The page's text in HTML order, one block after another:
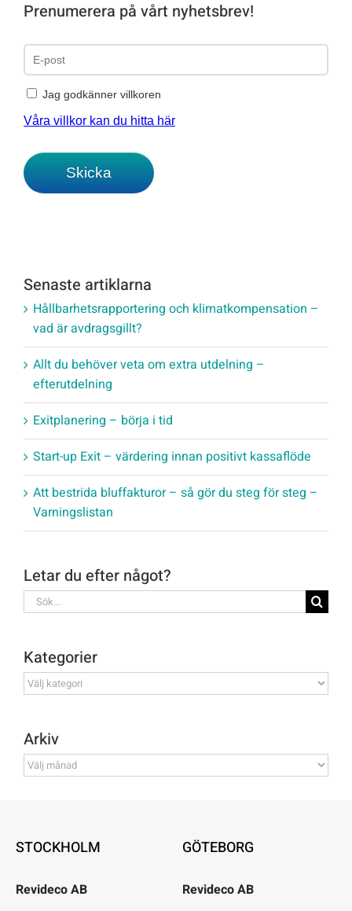
Prenumerera på vårt nyhetsbrev!
Senaste artiklarna
Hållbarhetsrapportering och klimatkompensation –
vad är avdragsgillt?
Allt du behöver veta om extra utdelning –
efterutdelning
Exitplanering – börja i tid
Start-up Exit – värdering innan positivt kassaflöde
Att bestrida bluffakturor – så gör du steg för steg –
Varningslistan
Letar du efter något?
Sök
efter:
Kategorier
Kategorier
Arkiv
Arkiv
STOCKHOLM
Revideco AB
GÖTEBORG
Revideco AB